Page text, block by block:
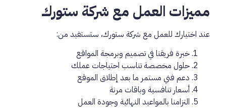
مميزات العمل مع شركة ستورك
عند اختيارك للعمل مع شركة ستورك، ستستفيد من:
خبرة فريقنا في تصميم وبرمجة المواقع
حلول مخصصة تناسب احتياجات عملك
دعم فني مستمر ما بعد إطلاق الموقع
أسعار تنافسية وباقات مرنة
التزامنا بالمواعيد النهائية وجودة العمل